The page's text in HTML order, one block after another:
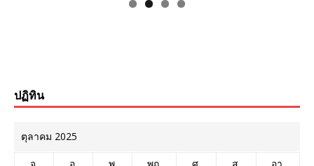
ปฏิทิน
ตุลาคม 2025